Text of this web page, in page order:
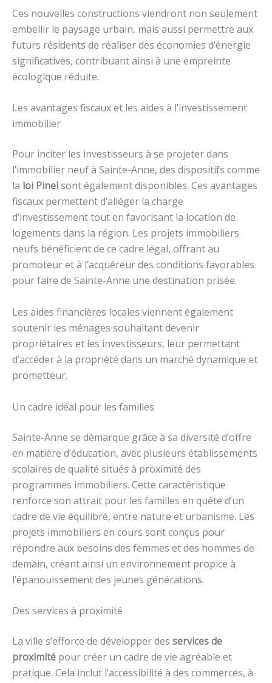
Ces nouvelles constructions viendront non seulement
embellir le paysage urbain, mais aussi permettre aux
futurs résidents de réaliser des économies d’énergie
significatives, contribuant ainsi à une empreinte
écologique réduite.
Les avantages fiscaux et les aides à l’investissement
immobilier
Pour inciter les investisseurs à se projeter dans
l’immobilier neuf à Sainte-Anne, des dispositifs comme
la loi Pinelsont également disponibles. Ces avantages
fiscaux permettent d’alléger la charge
d’investissement tout en favorisant la location de
logements dans la région. Les projets immobiliers
neufs bénéficient de ce cadre légal, offrant au
promoteur et à l’acquéreur des conditions favorables
pour faire de Sainte-Anne une destination prisée.
Les aides financières locales viennent également
soutenir les ménages souhaitant devenir
propriétaires et les investisseurs, leur permettant
d’accéder à la propriété dans un marché dynamique et
prometteur.
Un cadre idéal pour les familles
Sainte-Anne se démarque grâce à sa diversité d’offre
en matière d’éducation, avec plusieurs établissements
scolaires de qualité situés à proximité des
programmes immobiliers. Cette caractéristique
renforce son attrait pour les familles en quête d’un
cadre de vie équilibré, entre nature et urbanisme. Les
projets immobiliers en cours sont conçus pour
répondre aux besoins des femmes et des hommes de
demain, créant ainsi un environnement propice à
l’épanouissement des jeunes générations.
Des services à proximité
La ville s’efforce de développer des services de
proximité pour créer un cadre de vie agréable et
pratique. Cela inclut l’accessibilité à des commerces, à